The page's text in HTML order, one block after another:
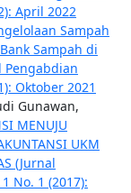
April 2022
Sampah
Sampah di
Pengabdian
Oktober 2021
Gunawan,
MENUJU
UKM
(Jurnal
No. 1 (2017):